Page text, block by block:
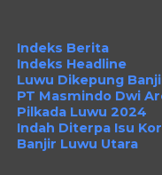
Indeks Berita
Indeks Headline
Luwu Dikepung
PT Masmindo Dwi
Pilkada Luwu 2024
Indah Diterpa Isu
Banjir Luwu Utara